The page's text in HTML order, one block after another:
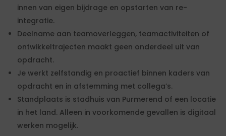
innen van eigen bijdrage en opstarten van re-
integratie.
Deelname aan teamoverleggen, teamactiviteiten of
ontwikkeltrajecten maakt geen onderdeel uit van
opdracht.
Je werkt zelfstandig en proactief binnen kaders van
opdracht en in afstemming met collega’s.
Standplaats is stadhuis van Purmerend of een locatie
in het land. Alleen in voorkomende gevallen is digitaal
werken mogelijk.